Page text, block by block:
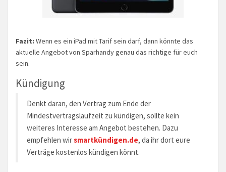
Fazit: Wenn es ein iPad mit Tarif sein darf, dann könnte das
aktuelle Angebot von Sparhandy genau das richtige für euch
sein.
Kündigung
Denkt daran, den Vertrag zum Ende der
Mindestvertragslaufzeit zu kündigen, sollte kein
weiteres Interesse am Angebot bestehen. Dazu
empfehlen wirsmartkündigen.de, da ihr dort eure
Verträge kostenlos kündigen könnt.